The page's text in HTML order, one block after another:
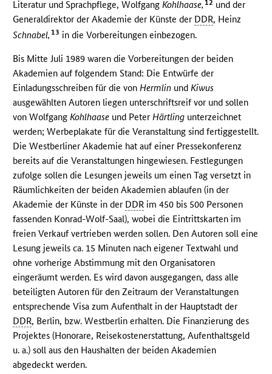
Literatur und Sprachpflege, Wolfgang Kohlhaase, 12 und der
Generaldirektor der Akademie der Künste der DDR, Heinz
Schnabel, 13 in die Vorbereitungen einbezogen.
Bis Mitte Juli 1989 waren die Vorbereitungen der beiden
Akademien auf folgendem Stand: Die Entwürfe der
Einladungsschreiben für die vonHermlin undKiwus
ausgewählten Autoren liegen unterschriftsreif vor und sollen
von WolfgangKohlhaase und PeterHärtling unterzeichnet
werden; Werbeplakate für die Veranstaltung sind fertiggestellt.
Die Westberliner Akademie hat auf einer Pressekonferenz
bereits auf die Veranstaltungen hingewiesen. Festlegungen
zufolge sollen die Lesungen jeweils um einen Tag versetzt in
Räumlichkeiten der beiden Akademien ablaufen (in der
Akademie der Künste in der DDR im 450 bis 500 Personen
fassenden Konrad-Wolf-Saal), wobei die Eintrittskarten im
freien Verkauf vertrieben werden sollen. Den Autoren soll eine
Lesung jeweils ca. 15 Minuten nach eigener Textwahl und
ohne vorherige Abstimmung mit den Organisatoren
eingeräumt werden. Es wird davon ausgegangen, dass alle
beteiligten Autoren für den Zeitraum der Veranstaltungen
entsprechende Visa zum Aufenthalt in der Hauptstadt der
DDR, Berlin, bzw. Westberlin erhalten. Die Finanzierung des
Projektes (Honorare, Reisekostenerstattung, Aufenthaltsgeld
u. a.) soll aus den Haushalten der beiden Akademien
abgedeckt werden.